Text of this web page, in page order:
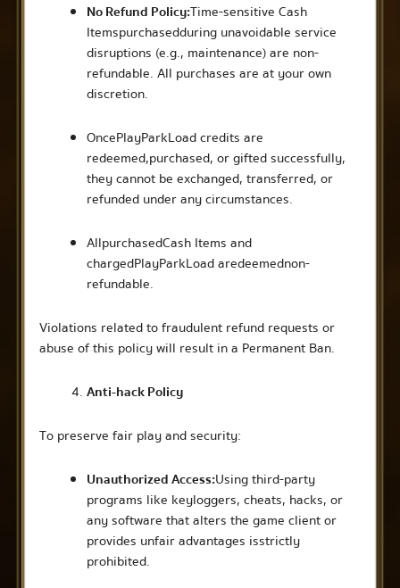
No Refund Policy:Time-sensitive Cash
Items purchased during unavoidable service
disruptions (e.g., maintenance) are non-
refundable. All purchases are at your own
discretion.
Once PlayPark Load credits are
redeemed, purchased, or gifted successfully,
they cannot be exchanged, transferred, or
refunded under any circumstances.
All purchased Cash Items and
charged PlayPark Load are deemed non-
refundable.
Violations related to fraudulent refund requests or
abuse of this policy will result in a Permanent Ban.
Anti-hack Policy
To preserve fair play and security:
Unauthorized Access:Using third-party
programs like keyloggers, cheats, hacks, or
any software that alters the game client or
provides unfair advantages is strictly
prohibited.